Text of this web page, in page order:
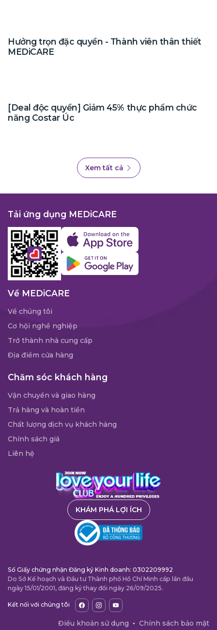
Hưởng trọn đặc quyền - Thành viên thân thiết
MEDiCARE
[Deal độc quyền] Giảm 45% thực phẩm chức
năng Costar Úc
Xem tất cả
Tải ứng dụng MEDiCARE
Về MEDiCARE
Về chúng tôi
Cơ hội nghề nghiệp
Trở thành nhà cung cấp
Địa điểm cửa hàng
Chăm sóc khách hàng
Vận chuyển và giao hàng
Trả hàng và hoàn tiền
Chất lượng dịch vụ khách hàng
Chính sách giá
Liên hệ
KHÁM PHÁ LỢI ÍCH
Số Giấy chứng nhận Đăng ký Kinh doanh: 0302209992
Do Sở Kế hoạch và Đầu tư Thành phố Hồ Chí Minh cấp lần đầu
ngày 15/01/2001, đăng ký thay đổi ngày 26/09/2025.
Kết nối với chúng tôi
Điều khoản sử dụng • Chính sách bảo mật